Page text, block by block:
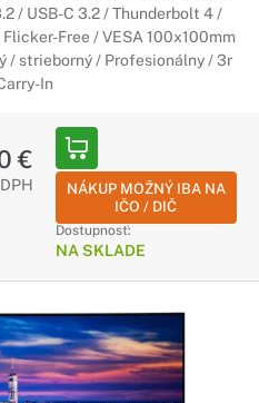
/ USB-C 3.2 / Thunderbolt 4 /
Free / VESA 100x100mm
/ strieborný / Profesionálny / 3r
In
€
NÁKUP MOŽNÝ IBA NA
IČO / DIČ
Dostupnosť:
NA SKLADE